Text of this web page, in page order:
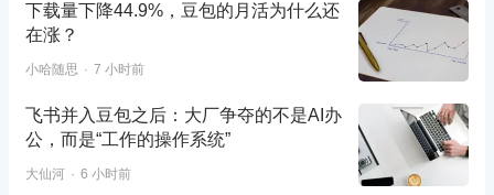
下载量下降44.9%，豆包的月活为什么还
在涨？
小哈随思 7 小时前
飞书并入豆包之后：大厂争夺的不是AI办
公，而是“工作的操作系统”
大仙河 6 小时前